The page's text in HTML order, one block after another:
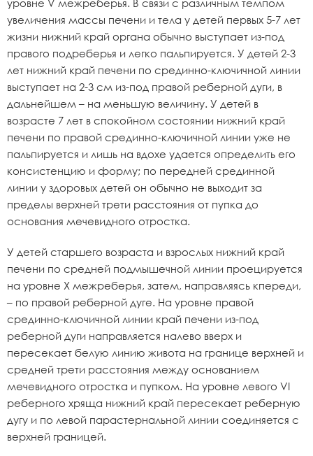
уровне V межреберья. В связи с различным темпом
увеличения массы печени и тела у детей первых 5-7 лет
жизни нижний край органа обычно выступает из-под
правого подреберья и легко пальпируется. У детей 2-3
лет нижний край печени по срединно-ключичной линии
выступает на 2-3 см из-под правой реберной дуги, в
дальнейшем – на меньшую величину. У детей в
возрасте 7 лет в спокойном состоянии нижний край
печени по правой срединно-ключичной линии уже не
пальпируется и лишь на вдохе удается определить его
консистенцию и форму; по передней срединной
линии у здоровых детей он обычно не выходит за
пределы верхней трети расстояния от пупка до
основания мечевидного отростка.
У детей старшего возраста и взрослых нижний край
печени по средней подмышечной линии проецируется
на уровне X межреберья, затем, направляясь кпереди,
– по правой реберной дуге. На уровне правой
срединно-ключичной линии край печени из-под
реберной дуги направляется налево вверх и
пересекает белую линию живота на границе верхней и
средней трети расстояния между основанием
мечевидного отростка и пупком. На уровне левого VI
реберного хряща нижний край пересекает реберную
дугу и по левой парастернальной линии соединяется с
верхней границей.